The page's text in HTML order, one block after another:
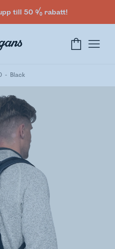
till 50 % rabatt!
Black